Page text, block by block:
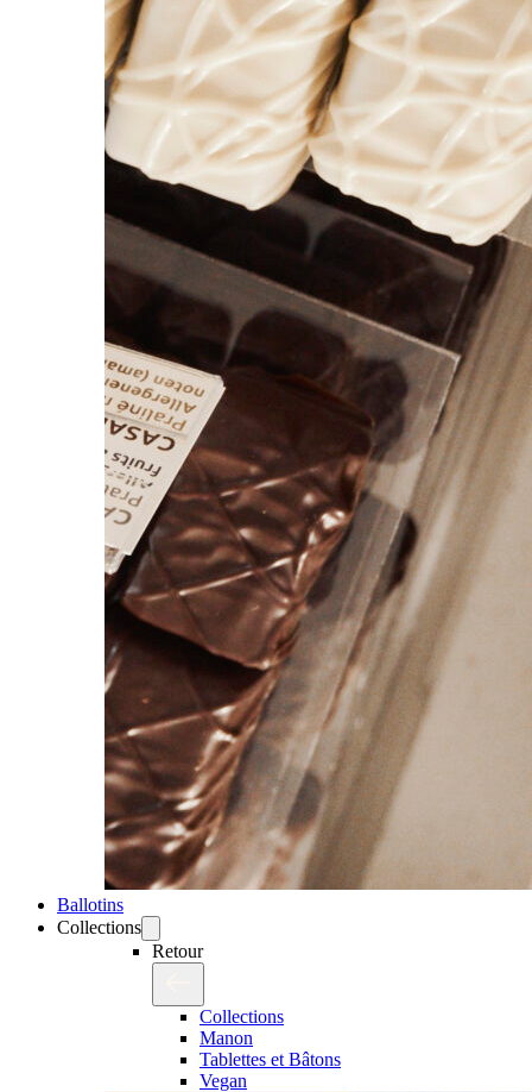
Ballotins
Collections
Retour
Collections
Manon
Tablettes et Bâtons
Vegan